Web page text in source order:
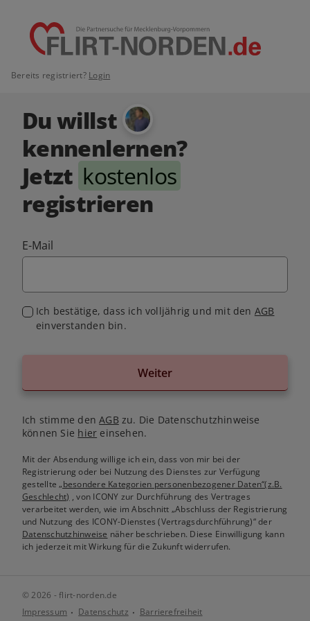
Bereits registriert? Login
Du willst
kennenlernen?
Jetzt kostenlos
registrieren
E-Mail
Ich bestätige, dass ich volljährig und mit den AGB
einverstanden bin.
Weiter
Ich stimme denAGB zu. Die Datenschutzhinweise
können Sie hier einsehen.
Mit der Absendung willige ich ein, dass von mir bei der
Registrierung oder bei Nutzung des Dienstes zur Verfügung
gestellte„besondere Kategorien personenbezogener Daten“(z.B.
Geschlecht) , von ICONY zur Durchführung des Vertrages
verarbeitet werden, wie im Abschnitt „Abschluss der Registrierung
und Nutzung des ICONY-Dienstes (Vertragsdurchführung)“ der
Datenschutzhinweise näher beschrieben. Diese Einwilligung kann
ich jederzeit mit Wirkung für die Zukunft widerrufen.
© 2026 - flirt-norden.de
Impressum
Datenschutz Barrierefreiheit